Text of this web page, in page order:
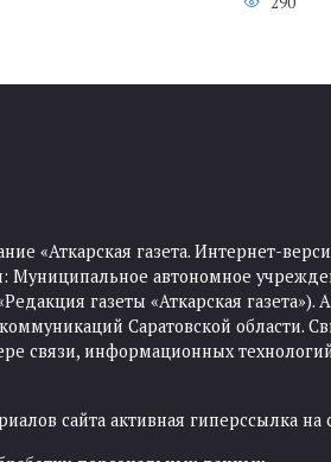
«Аткарская газета. Интернет-
Муниципальное автономное
газеты «Аткарская
Саратовской области.
связи, информационных
сайта активная гиперссылка на